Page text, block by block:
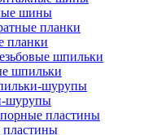
шины
планки
планки
шпильки
шпильки
шурупы
шурупы
пластины